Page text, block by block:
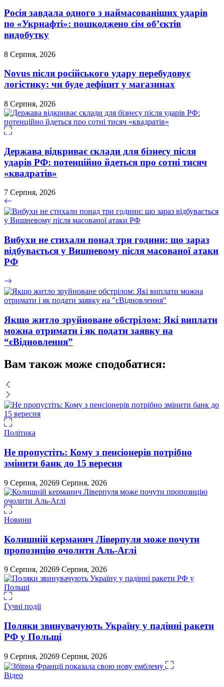
Росія завдала одного з наймасованіших ударів
по «Укрнафті»: пошкоджено сім об’єктів
видобутку
8 Серпня, 2026
Novus після російського удару перебудовує
логістику: чи буде дефіцит у магазинах
8 Серпня, 2026
Держава відкриває склади для бізнесу після
ударів РФ: потенційно йдеться про сотні тисяч
«квадратів»
7 Серпня, 2026
Вибухи не стихали понад три години: що зараз
відбувається у Вишневому після масованої атаки
РФ
Якщо житло зруйноване обстрілом: Які виплати
можна отримати і як подати заявку на
“єВідновлення”
Вам також може сподобатися:
Політика
Не пропустіть: Кому з пенсіонерів потрібно
змінити банк до 15 вересня
9 Серпня, 20269 Серпня, 2026
Новини
Колишній керманич Ліверпуля може почути
пропозицію очолити Аль-Аглі
9 Серпня, 20269 Серпня, 2026
Гучні події
Поляки звинувачують Україну у падінні ракети
РФ у Польщі
9 Серпня, 20269 Серпня, 2026
Відео